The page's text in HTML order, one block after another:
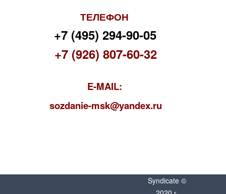
ТЕЛЕФОН
+7 (495) 294-90-05
+7 (926) 807-60-32
E-MAIL:
sozdanie-msk@yandex.ru
Syndicate ©